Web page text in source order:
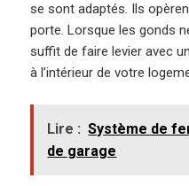
se sont adaptés. Ils
porte. Lorsque les gonds
suffit de faire levier avec
à l’intérieur de votre
Lire : Système de
de garage